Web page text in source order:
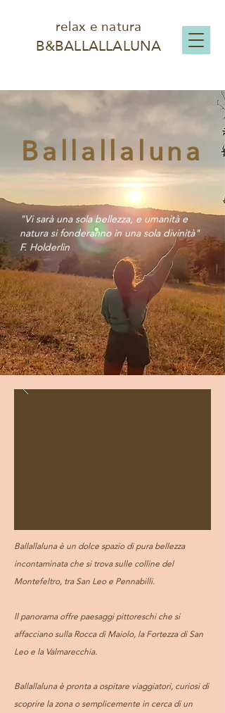
relax e natura
B&BALLALLALUNA
Ballallaluna
"Vi sarà una sola bellezza, e umanità e
natura si fonderanno in una sola divinità"
F. Holderlin
Ballallaluna è un dolce spazio di pura bellezza
incontaminata che si trova sulle colline del
Montefeltro, tra San Leo e Pennabilli.
ll panorama offre paesaggi pittoreschi che si
affacciano sulla Rocca di Maiolo, la Fortezza di San
Leo e la Valmarecchia.
Ballallaluna è pronta a ospitare viaggiatori, curiosi di
scoprire la zona o semplicemente in cerca di un